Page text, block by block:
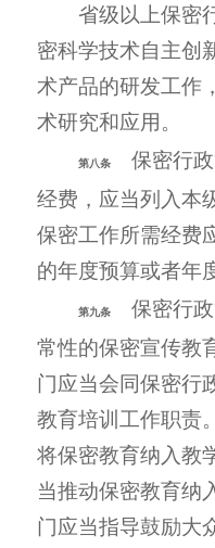
省级以上保密
密科学技术自主创
术产品的研发工作
术研究和应用。
第八条
保密行政
经费，应当列入本
保密工作所需经费
的年度预算或者年
第九条
保密行政
常性的保密宣传教
门应当会同保密行
教育培训工作职责
将保密教育纳入教
当推动保密教育纳
门应当指导鼓励大